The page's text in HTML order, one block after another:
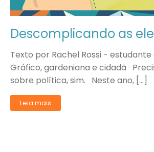
Descomplicando as
Texto por Rachel Rossi - estudante
Gráfico, gardeniana e cidadã
sobre política, sim. Neste ano, […]
Leia mais